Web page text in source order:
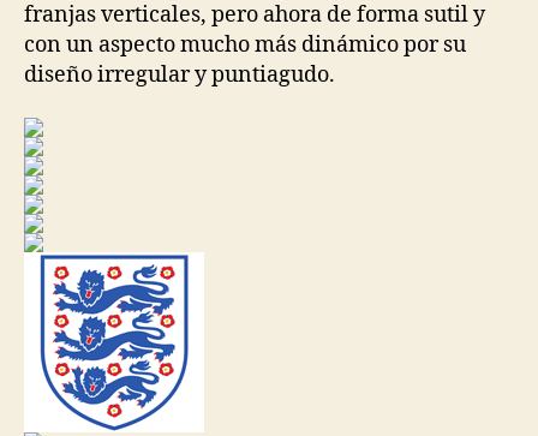
franjas verticales, pero ahora de forma sutil y
con un aspecto mucho más dinámico por su
diseño irregular y puntiagudo.